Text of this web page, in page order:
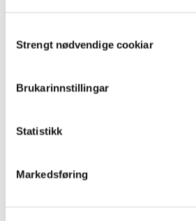
Selection
Strengt nødvendige cookiar
Brukarinnstillingar
Statistikk
Markedsføring
Anvend strøymingslære